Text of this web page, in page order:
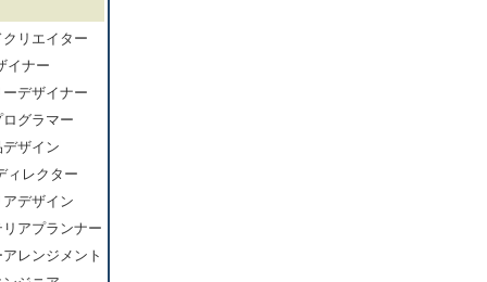
リエイター
イナー
デザイナー
グラマー
ザイン
ィレクター
デザイン
アプランナー
レンジメント